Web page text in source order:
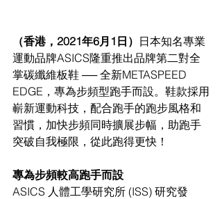
（香港，2021年6月1日） 日本知名專業
運動品牌ASICS隆重推出品牌第二對全
掌碳纖維板鞋 ── 全新METASPEED
EDGE，專為步頻型跑手而設。鞋款採用
嶄新運動科技，配合跑手的跑步風格和
習慣，加快步頻同時擴展步幅，助跑手
突破自我極限，從此跑得更快！
專為步頻較高跑手而設
ASICS 人體工學研究所 (ISS) 研究發